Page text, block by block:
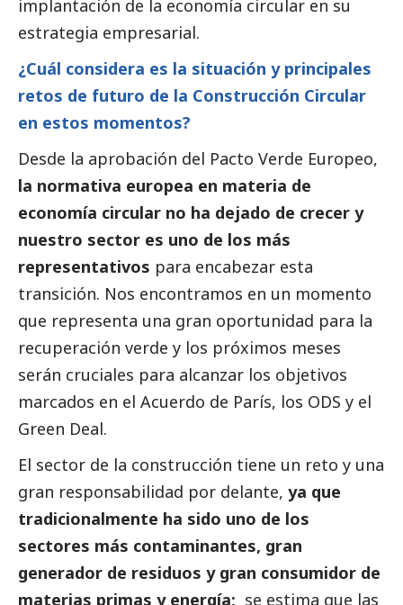
implantación de la economía circular en su
estrategia empresarial.
¿Cuál considera es la situación y principales
retos de futuro de la Construcción Circular
en estos momentos?
Desde la aprobación del Pacto Verde Europeo,
la normativa europea en materia de
economía circular no ha dejado de crecer y
nuestro sector es uno de los más
representativos para encabezar esta
transición. Nos encontramos en un momento
que representa una gran oportunidad para la
recuperación verde y los próximos meses
serán cruciales para alcanzar los objetivos
marcados en el Acuerdo de París, los ODS y el
Green Deal.
El sector de la construcción tiene un reto y una
gran responsabilidad por delante, ya que
tradicionalmente ha sido uno de los
sectores más contaminantes, gran
generador de residuos y gran consumidor de
materias primas y energía; se estima que las